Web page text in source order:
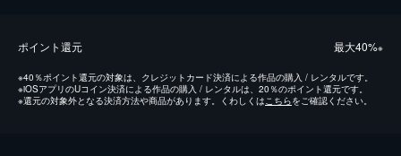
ポイント還元 最⼤40%※
※40％ポイント還元の対象は、クレジットカード決済による作品の購入 / レンタルです。
※iOSアプリのUコイン決済による作品の購入 / レンタルは、20％のポイント還元です。
※還元の対象外となる決済方法や商品があります。くわしくは こちらをご確認ください。